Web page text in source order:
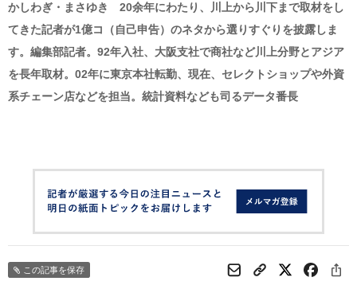
かしわぎ・まさゆき 20余年にわたり、川上から川下まで取材をし
てきた記者が1億コ（自己申告）のネタから選りすぐりを披露しま
す。編集部記者。92年入社、大阪支社で商社など川上分野とアジア
を長年取材。02年に東京本社転勤、現在、セレクトショップや外資
系チェーン店などを担当。統計資料なども司るデータ番長
この記事を保存